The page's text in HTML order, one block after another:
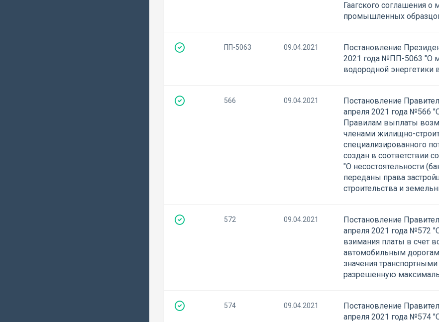
Гаагского соглашения
промышленных
ПП-5063 09.04.2021
Постановление
2021 года №ПП-5063 "О
водородной энергетики
566 09.04.2021
Постановление
апреля 2021 года №566
Правилам выплаты
членами жилищно-
специализированного
создан в соответствии
"О несостоятельности
переданы права
строительства и
572 09.04.2021
Постановление
апреля 2021 года №572
взимания платы в счет
автомобильным
значения
разрешенную
574 09.04.2021
Постановление
апреля 2021 года №574